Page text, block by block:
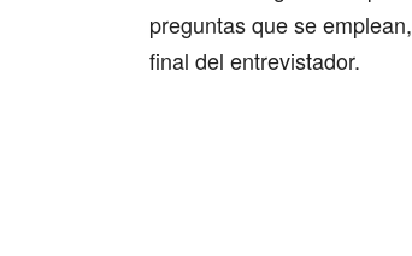
preguntas que se
final del entrevistador.